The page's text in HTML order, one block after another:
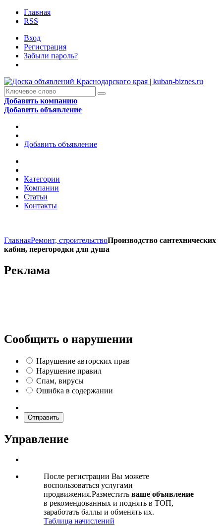
Главная
RSS
Вход
Регистрация
Забыли пароль?
Добавить компанию
Добавить объявление
Добавить объявление
Категории
Компании
Статьи
Контакты
ГлавнаяРемонт, строительствоПроизводство сантехнических
кабин, перегородки для душа
Реклама
Сообщить о нарушении
Нарушение авторских прав
Нарушение правил
Спам, вирусы
Ошибка в содержании
Отправить
Управление
После регистрации Вы можете
воспользоваться услугами
продвижения.Разместить ваше объявление
в рекомендованных и поднять в ТОП,
заработать баллы и обменять их.
Таблица начислений